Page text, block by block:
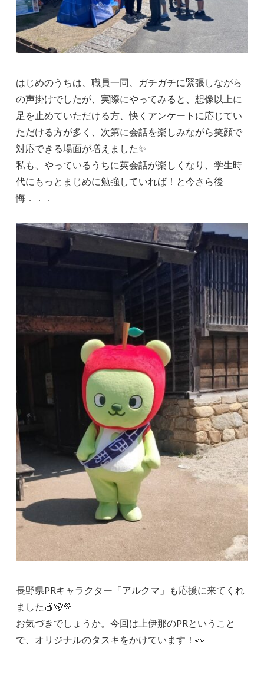
はじめのうちは、職員一同、ガチガチに緊張しながら
の声掛けでしたが、実際にやってみると、想像以上に
足を止めていただける方、快くアンケートに応じてい
ただける方が多く、次第に会話を楽しみながら笑顔で
対応できる場面が増えました✨
私も、やっているうちに英会話が楽しくなり、学生時
代にもっとまじめに勉強していれば！と今さら後
悔．．．
長野県PRキャラクター「アルクマ」も応援に来てくれ
ました🍎🐻💚
お気づきでしょうか。今回は上伊那のPRということ
で、オリジナルのタスキをかけています！👀